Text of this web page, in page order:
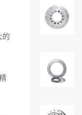
的